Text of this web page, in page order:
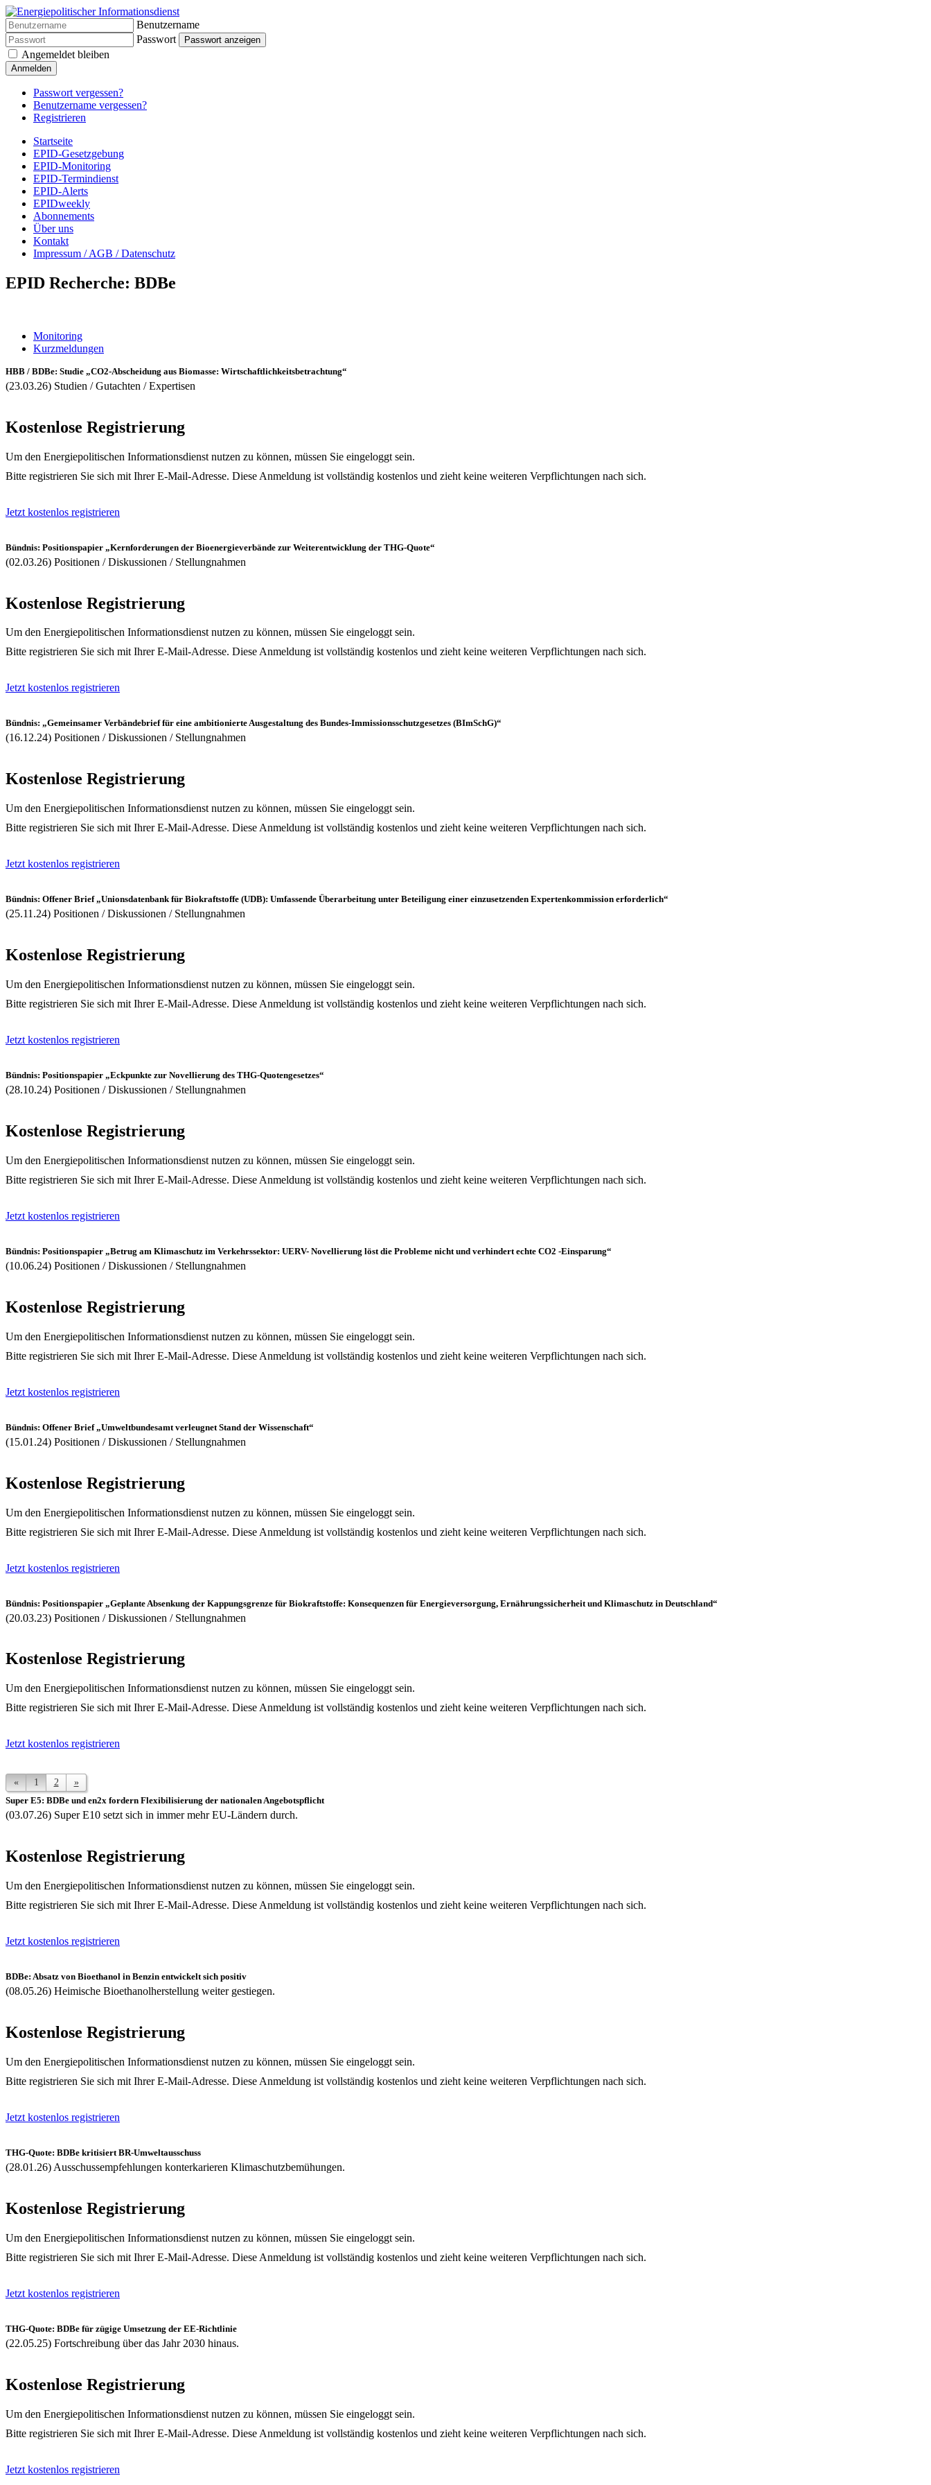
Benutzername
Passwort
Passwort anzeigen
Angemeldet bleiben
Anmelden
Passwort vergessen?
Benutzername vergessen?
Registrieren
Startseite
EPID-Gesetzgebung
EPID-Monitoring
EPID-Termindienst
EPID-Alerts
EPIDweekly
Abonnements
Über uns
Kontakt
Impressum / AGB / Datenschutz
EPID Recherche: BDBe
Monitoring
Kurzmeldungen
HBB / BDBe: Studie „CO2-Abscheidung aus Biomasse: Wirtschaftlichkeitsbetrachtung“
(23.03.26) Studien / Gutachten / Expertisen
Kostenlose Registrierung
Um den Energiepolitischen Informationsdienst nutzen zu können, müssen Sie eingeloggt sein.
Bitte registrieren Sie sich mit Ihrer E-Mail-Adresse. Diese Anmeldung ist vollständig kostenlos und zieht keine weiteren Verpflichtungen nach sich.
Jetzt kostenlos registrieren
Bündnis: Positionspapier „Kernforderungen der Bioenergieverbände zur Weiterentwicklung der THG-Quote“
(02.03.26) Positionen / Diskussionen / Stellungnahmen
Kostenlose Registrierung
Um den Energiepolitischen Informationsdienst nutzen zu können, müssen Sie eingeloggt sein.
Bitte registrieren Sie sich mit Ihrer E-Mail-Adresse. Diese Anmeldung ist vollständig kostenlos und zieht keine weiteren Verpflichtungen nach sich.
Jetzt kostenlos registrieren
Bündnis: „Gemeinsamer Verbändebrief für eine ambitionierte Ausgestaltung des Bundes-Immissionsschutzgesetzes (BImSchG)“
(16.12.24) Positionen / Diskussionen / Stellungnahmen
Kostenlose Registrierung
Um den Energiepolitischen Informationsdienst nutzen zu können, müssen Sie eingeloggt sein.
Bitte registrieren Sie sich mit Ihrer E-Mail-Adresse. Diese Anmeldung ist vollständig kostenlos und zieht keine weiteren Verpflichtungen nach sich.
Jetzt kostenlos registrieren
Bündnis: Offener Brief „Unionsdatenbank für Biokraftstoffe (UDB): Umfassende Überarbeitung unter Beteiligung einer einzusetzenden Expertenkommission erforderlich“
(25.11.24) Positionen / Diskussionen / Stellungnahmen
Kostenlose Registrierung
Um den Energiepolitischen Informationsdienst nutzen zu können, müssen Sie eingeloggt sein.
Bitte registrieren Sie sich mit Ihrer E-Mail-Adresse. Diese Anmeldung ist vollständig kostenlos und zieht keine weiteren Verpflichtungen nach sich.
Jetzt kostenlos registrieren
Bündnis: Positionspapier „Eckpunkte zur Novellierung des THG-Quotengesetzes“
(28.10.24) Positionen / Diskussionen / Stellungnahmen
Kostenlose Registrierung
Um den Energiepolitischen Informationsdienst nutzen zu können, müssen Sie eingeloggt sein.
Bitte registrieren Sie sich mit Ihrer E-Mail-Adresse. Diese Anmeldung ist vollständig kostenlos und zieht keine weiteren Verpflichtungen nach sich.
Jetzt kostenlos registrieren
Bündnis: Positionspapier „Betrug am Klimaschutz im Verkehrssektor: UERV- Novellierung löst die Probleme nicht und verhindert echte CO2 -Einsparung“
(10.06.24) Positionen / Diskussionen / Stellungnahmen
Kostenlose Registrierung
Um den Energiepolitischen Informationsdienst nutzen zu können, müssen Sie eingeloggt sein.
Bitte registrieren Sie sich mit Ihrer E-Mail-Adresse. Diese Anmeldung ist vollständig kostenlos und zieht keine weiteren Verpflichtungen nach sich.
Jetzt kostenlos registrieren
Bündnis: Offener Brief „Umweltbundesamt verleugnet Stand der Wissenschaft“
(15.01.24) Positionen / Diskussionen / Stellungnahmen
Kostenlose Registrierung
Um den Energiepolitischen Informationsdienst nutzen zu können, müssen Sie eingeloggt sein.
Bitte registrieren Sie sich mit Ihrer E-Mail-Adresse. Diese Anmeldung ist vollständig kostenlos und zieht keine weiteren Verpflichtungen nach sich.
Jetzt kostenlos registrieren
Bündnis: Positionspapier „Geplante Absenkung der Kappungsgrenze für Biokraftstoffe: Konsequenzen für Energieversorgung, Ernährungssicherheit und Klimaschutz in Deutschland“
(20.03.23) Positionen / Diskussionen / Stellungnahmen
Kostenlose Registrierung
Um den Energiepolitischen Informationsdienst nutzen zu können, müssen Sie eingeloggt sein.
Bitte registrieren Sie sich mit Ihrer E-Mail-Adresse. Diese Anmeldung ist vollständig kostenlos und zieht keine weiteren Verpflichtungen nach sich.
Jetzt kostenlos registrieren
« 1 2
»
Super E5: BDBe und en2x fordern Flexibilisierung der nationalen Angebotspflicht
(03.07.26) Super E10 setzt sich in immer mehr EU-Ländern durch.
Kostenlose Registrierung
Um den Energiepolitischen Informationsdienst nutzen zu können, müssen Sie eingeloggt sein.
Bitte registrieren Sie sich mit Ihrer E-Mail-Adresse. Diese Anmeldung ist vollständig kostenlos und zieht keine weiteren Verpflichtungen nach sich.
Jetzt kostenlos registrieren
BDBe: Absatz von Bioethanol in Benzin entwickelt sich positiv
(08.05.26) Heimische Bioethanolherstellung weiter gestiegen.
Kostenlose Registrierung
Um den Energiepolitischen Informationsdienst nutzen zu können, müssen Sie eingeloggt sein.
Bitte registrieren Sie sich mit Ihrer E-Mail-Adresse. Diese Anmeldung ist vollständig kostenlos und zieht keine weiteren Verpflichtungen nach sich.
Jetzt kostenlos registrieren
THG-Quote: BDBe kritisiert BR-Umweltausschuss
(28.01.26) Ausschussempfehlungen konterkarieren Klimaschutzbemühungen.
Kostenlose Registrierung
Um den Energiepolitischen Informationsdienst nutzen zu können, müssen Sie eingeloggt sein.
Bitte registrieren Sie sich mit Ihrer E-Mail-Adresse. Diese Anmeldung ist vollständig kostenlos und zieht keine weiteren Verpflichtungen nach sich.
Jetzt kostenlos registrieren
THG-Quote: BDBe für zügige Umsetzung der EE-Richtlinie
(22.05.25) Fortschreibung über das Jahr 2030 hinaus.
Kostenlose Registrierung
Um den Energiepolitischen Informationsdienst nutzen zu können, müssen Sie eingeloggt sein.
Bitte registrieren Sie sich mit Ihrer E-Mail-Adresse. Diese Anmeldung ist vollständig kostenlos und zieht keine weiteren Verpflichtungen nach sich.
Jetzt kostenlos registrieren